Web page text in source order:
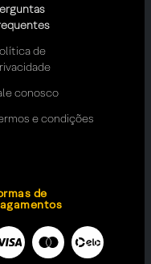
de
conosco
e condições
de